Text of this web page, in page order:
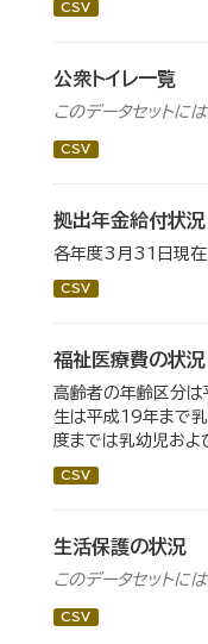
CSV
公衆トイレ一覧
このデータセットに
CSV
拠出年金給付状況
各年度3月31日現在
CSV
福祉医療費の状況
高齢者の年齢区分は
生は平成19年まで
度までは乳幼児およ
CSV
生活保護の状況
このデータセットに
CSV